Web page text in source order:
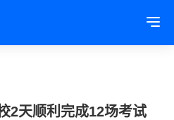
2天顺利完成12场考试